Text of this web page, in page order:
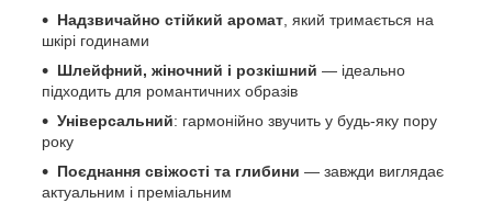
Надзвичайно стійкий аромат, який тримається на
шкірі годинами
Шлейфний, жіночний і розкішний — ідеально
підходить для романтичних образів
Універсальний: гармонійно звучить у будь-яку пору
року
Поєднання свіжості та глибини — завжди виглядає
актуальним і преміальним